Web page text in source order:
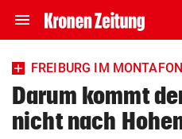
menu Navigation
ein-/ausklappen
account_circle Anmelden
FREIBURG IM MONTAFON
Darum kommt
nicht nach